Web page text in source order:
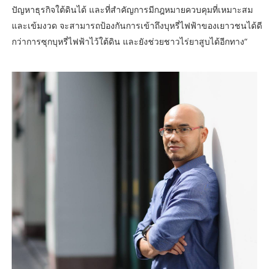
ปัญหาธุรกิจใต้ดินได้ และที่สำคัญการมีกฎหมายควบคุมที่เหมาะสม
และเข้มงวด จะสามารถป้องกันการเข้าถึงบุหรี่ไฟฟ้าของเยาวชนได้ดี
กว่าการซุกบุหรี่ไฟฟ้าไว้ใต้ดิน และยังช่วยชาวไร่ยาสูบได้อีกทาง“